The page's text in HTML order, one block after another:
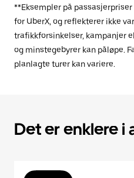
**Eksempler på
for UberX, og reflekterer ikke
trafikkforsinkelser, kampanjer
og minstegebyrer kan påløpe.
planlagte turer kan variere.
Det er enklere i